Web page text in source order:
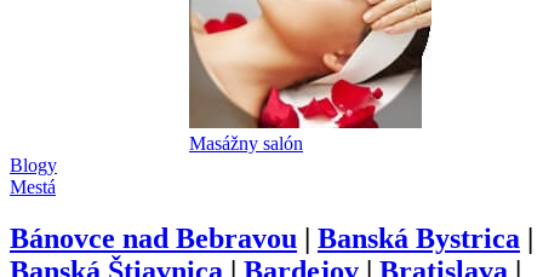
Masážny salón
Blogy
Mestá
Bánovce nad Bebravou Banská Bystrica